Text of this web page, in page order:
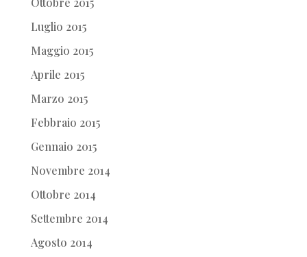
Luglio 2015
Maggio 2015
Aprile 2015
Marzo 2015
Febbraio 2015
Gennaio 2015
Novembre 2014
Ottobre 2014
Settembre 2014
Agosto 2014